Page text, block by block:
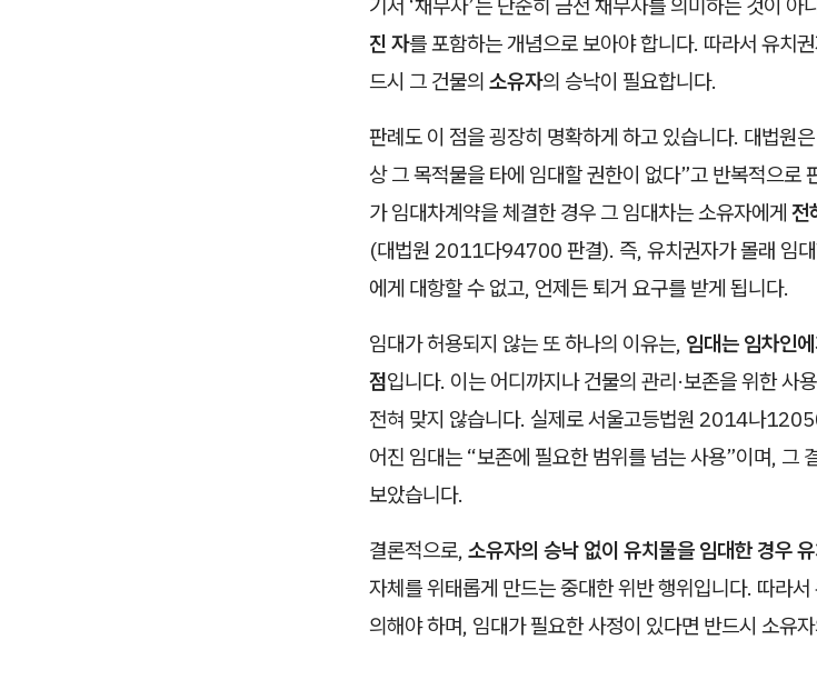
기서 ‘채무자’는 단순히 금전 채무자를 의미하는 것이 아
진 자를 포함하는 개념으로 보아야 합니다. 따라서 유치
드시 그 건물의 소유자의 승낙이 필요합니다.
판례도 이 점을 굉장히 명확하게 하고 있습니다. 대법원
상 그 목적물을 타에 임대할 권한이 없다”고 반복적으로
가 임대차계약을 체결한 경우 그 임대차는 소유자에게 전
(대법원 2011다94700 판결). 즉, 유치권자가 몰래 임
에게 대항할 수 없고, 언제든 퇴거 요구를 받게 됩니다.
임대가 허용되지 않는 또 하나의 이유는, 임대는 임차인
점입니다. 이는 어디까지나 건물의 관리·보존을 위한 사
전혀 맞지 않습니다. 실제로 서울고등법원 2014나
어진 임대는 “보존에 필요한 범위를 넘는 사용”이며, 그
보았습니다.
결론적으로, 소유자의 승낙 없이 유치물을 임대한 경우
자체를 위태롭게 만드는 중대한 위반 행위입니다. 따라
의해야 하며, 임대가 필요한 사정이 있다면 반드시 소유